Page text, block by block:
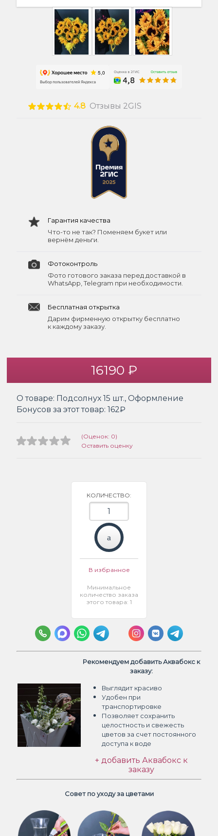
4.8 Отзывы 2GIS
Гарантия качества
Что-то не так? Поменяем букет или
вернём деньги.
Фотоконтроль
Фото готового заказа перед доставкой в
WhatsApp, Telegram при необходимости.
Бесплатная открытка
Дарим фирменную открытку бесплатно
к каждому заказу.
16190 ₽
О товаре: Подсолнух 15 шт., Оформление
Бонусов за этот товар: 162₽
(Оценок: 0)
Оставить оценку
КОЛИЧЕСТВО:
В избранное
Минимальное
количество заказа
этого товара: 1
Рекомендуем добавить Аквабокс к
заказу:
Выглядит красиво
Удобен при
транспортировке
Позволяет сохранить
целостность и свежесть
цветов за счет постоянного
доступа к воде
+ добавить Аквабокс к
заказу
Совет по уходу за цветами